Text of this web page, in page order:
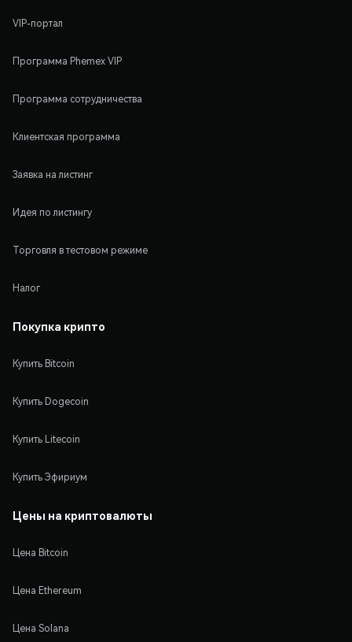
VIP-портал
Программа Phemex VIP
Программа сотрудничества
Клиентская программа
Заявка на листинг
Идея по листингу
Торговля в тестовом режиме
Налог
Покупка крипто
Купить Bitcoin
Купить Dogecoin
Купить Litecoin
Купить Эфириум
Цены на криптовалюты
Цена Bitcoin
Цена Ethereum
Цена Solana